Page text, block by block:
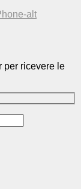
alt
per ricevere le